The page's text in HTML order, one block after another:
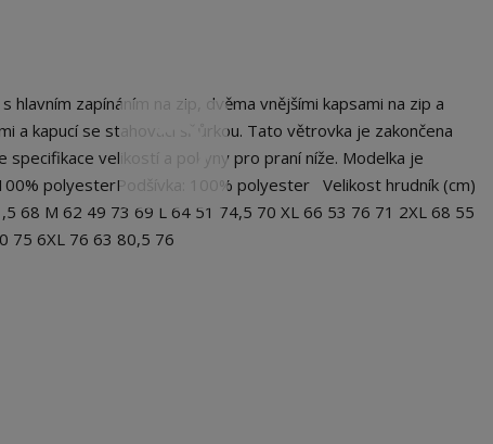
hlavním zapínáním na zip, dvěma vnějšími kapsami na zip a
a kapucí se stahovací šňůrkou. Tato větrovka je zakončena
specifikace velikostí a pokyny pro praní níže. Modelka je
polyesterPodšívka: 100% polyester Velikost hrudník (cm)
68 M 62 49 73 69 L 64 51 74,5 70 XL 66 53 76 71 2XL 68 55
75 6XL 76 63 80,5 76